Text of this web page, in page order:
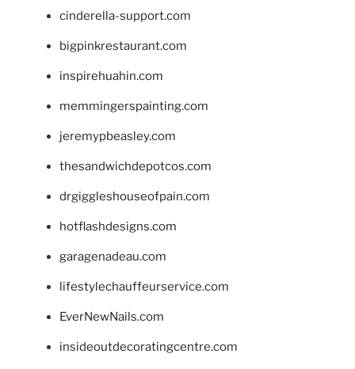
cinderella-support.com
bigpinkrestaurant.com
inspirehuahin.com
memmingerspainting.com
jeremypbeasley.com
thesandwichdepotcos.com
drgiggleshouseofpain.com
hotflashdesigns.com
garagenadeau.com
lifestylechauffeurservice.com
EverNewNails.com
insideoutdecoratingcentre.com